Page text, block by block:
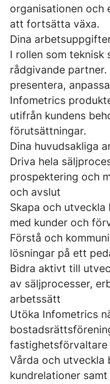
organisationen och
att fortsätta växa.
Dina
I rollen som teknisk
rådgivande
presentera,
Infometrics
utifrån kundens
förutsättningar.
Dina huvudsakliga
Driva hela
prospektering och
och avslut
Skapa och
med kunder och
Förstå och
lösningar på ett
Bidra aktivt till
av säljprocesser,
arbetssätt
Utöka Infometrics
fastighetsförvaltare
Vårda och utveckla
kundrelationer